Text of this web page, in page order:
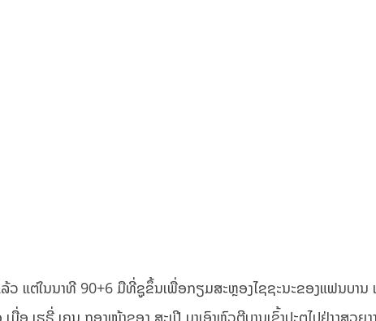
ແລ້ວ ແຕ່ໃນນາທີ 90+6 ມືທີ່ຊູຂຶ້ນເພື່ອກຽມສະຫຼອງໄຊຊະນະຂອງແຟນບານ